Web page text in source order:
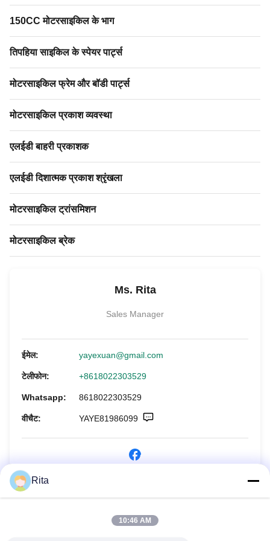
150CC मोटरसाइकिल के भाग
तिपहिया साइकिल के स्पेयर पार्ट्स
मोटरसाइकिल फ्रेम और बॉडी पार्ट्स
मोटरसाइकिल प्रकाश व्यवस्था
एलईडी बाहरी प्रकाशक
एलईडी दिशात्मक प्रकाश श्रृंखला
मोटरसाइकिल ट्रांसमिशन
मोटरसाइकिल ब्रेक
Ms. Rita
Sales Manager
ईमेल: yayexuan@gmail.com
टेलीफोन: +8618022303529
Whatsapp: 8618022303529
वीचैट: YAYE81986099
Rita
10:46 AM